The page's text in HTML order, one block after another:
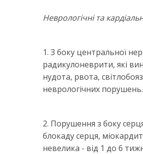
Неврологічні та
1. З боку центральної
радикулоневрити, які
нудота, рвота,
неврологічних порушень.
2. Порушення з боку
блокаду серця,
невелика - від 1 до 6